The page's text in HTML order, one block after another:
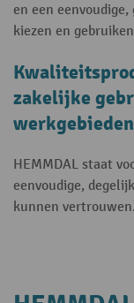
en een
kiezen en
zakelijke
werkgebieden
HEMMDAL staat
eenvoudige,
kunnen vertrouwen.